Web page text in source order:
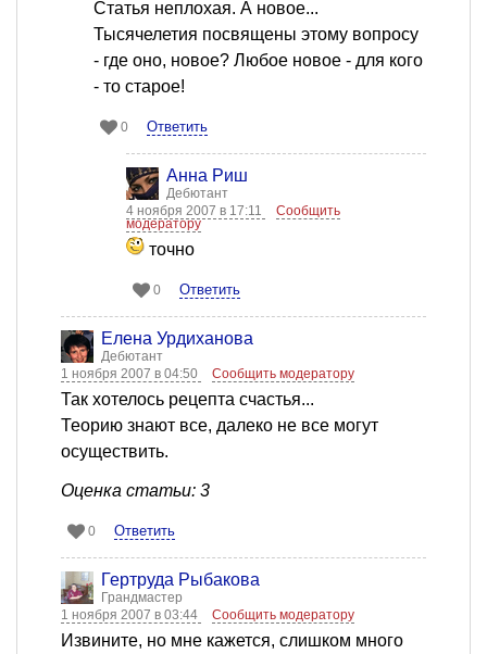
Статья неплохая. А новое...
Тысячелетия посвящены этому вопросу
- где оно, новое? Любое новое - для кого
- то старое!
0 Ответить
Анна Риш
Дебютант
4 ноября 2007 в 17:11
Сообщить
модератору
точно
0 Ответить
Елена Урдиханова
Дебютант
1 ноября 2007 в 04:50
Сообщить модератору
Так хотелось рецепта счастья...
Теорию знают все, далеко не все могут
осуществить.
Оценка статьи: 3
0 Ответить
Гертруда Рыбакова
Грандмастер
1 ноября 2007 в 03:44
Сообщить модератору
Извините, но мне кажется, слишком много